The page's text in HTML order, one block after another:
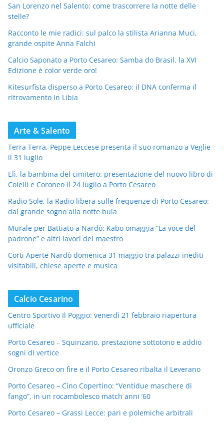
San Lorenzo nel Salento: come trascorrere la notte delle
stelle?
Racconto le mie radici: sul palco la stilista Arianna Muci,
grande ospite Anna Falchi
Calcio Saponato a Porto Cesareo: Samba do Brasil, la XVI
Edizione è color verde oro!
Kitesurfista disperso a Porto Cesareo: il DNA conferma il
ritrovamento in Libia
Arte & Salento
Terra Terra, Peppe Leccese presenta il suo romanzo a Veglie
il 31 luglio
Elì, la bambina del cimitero: presentazione del nuovo libro di
Colelli e Coroneo il 24 luglio a Porto Cesareo
Radio Sole, la Radio libera sulle frequenze di Porto Cesareo:
dal grande sogno alla notte buia
Murale per Battiato a Nardò: Kabo omaggia “La voce del
padrone” e altri lavori del maestro
Corti Aperte Nardò domenica 31 maggio tra palazzi inediti
visitabili, chiese aperte e musica
Calcio Cesarino
Centro Sportivo Il Poggio: venerdì 21 febbraio riapertura
ufficiale
Porto Cesareo – Squinzano, prestazione sottotono e addio
sogni di vertice
Oronzo Greco on fire e il Porto Cesareo ribalta il Leverano
Porto Cesareo – Cino Copertino: “Ventidue maschere di
fango”, in un rocambolesco match anni ’60
Porto Cesareo – Grassi Lecce: pari e polemiche arbitrali